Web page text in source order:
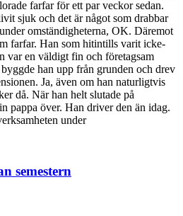
farfar för ett par veckor sedan.
sjuk och det är något som drabbar
omständigheterna, OK. Däremot
farfar. Han som hitintills varit icke-
var en väldigt fin och företagsam
han upp från grunden och drev
Ja, även om han naturligtvis
då. När han helt slutade på
pappa över. Han driver den än idag.
under
semestern